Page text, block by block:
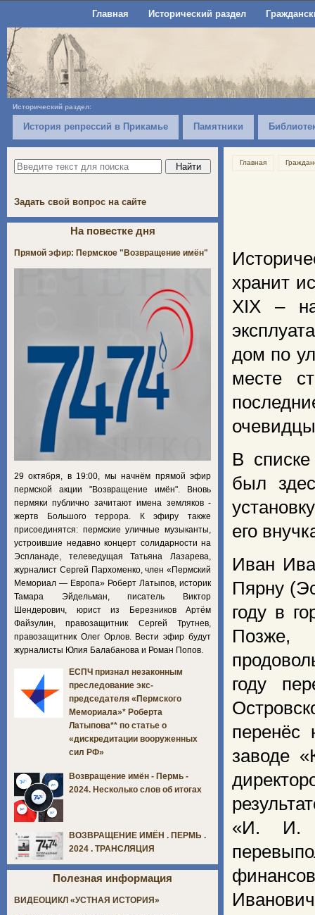
Главная Исторический раздел
Исторический раздел:
История репрессий в Прикамье Памятники
Главная
хранит
ХIX –
дом по
месте
В
был
его
Иван
Пярну
году в
году
перенёс
заводе
«И. И.
Задать свой вопрос на сайте
На повестке дня
Прямой эфир: Пермское "Возвращение имён"
29 октября, в 19:00, мы начнём прямой эфир
пермской акции "Возвращение имён". Вновь
пермяки публично зачитают имена земляков -
жертв Большого террора. К эфиру также
присоединятся: пермские уличные музыканты,
устроившие недавно концерт солидарности на
Эспланаде, телеведущая Татьяна Лазарева,
журналист Сергей Пархоменко, член «Пермский
Мемориал — Европа» Роберт Латыпов, историк
Тамара Эйдельман, писатель Виктор
Шендерович, юрист из Березников Артём
Файзулин, правозащитник Сергей Трутнев,
правозащитник Олег Орлов. Вести эфир будут
журналисты Юлия Балабанова и Роман Попов.
ЕСПЧ признал незаконным
преследование экс-
председателя «Пермского
Мемориала»* Роберта
Латыпова** по статье о
«дискредитации вооруженных
сил РФ»
Возвращение имён - Пермь -
2024. Несколько слов об итогах
ВОЗВРАЩЕНИЕ ИМЁН . ПЕРМЬ .
2024 . ТРАНСЛЯЦИЯ
Полезная информация
ВИДЕОЦИКЛ «УСТНАЯ ИСТОРИЯ»